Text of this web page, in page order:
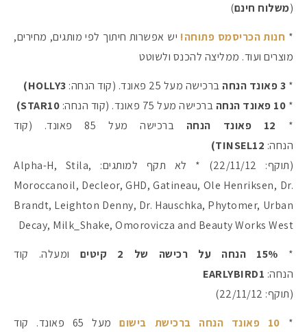
(משלוח חינם)
* חנות הכריסמס פתוחה! יש אפשרות חיתוך לפי מותגים, מחירים,
מוצרים ועוד. ממליצה להכנס ולשוטט
* 3 פאונד הנחה ברכישה מעל 25 פאונד. (קוד הנחה:
HOLLY3)
* 10 פאונד הנחה ברכישה מעל 75 פאונד. (קוד הנחה:
STAR10)
* 12 פאונד הנחה
ברכישה מעל 85 פאונד. (קוד
הנחה: TINSEL12)
(תוקף: 22/11/12) * לא תקף למותגים: Alpha-H, Stila,
Moroccanoil, Decleor, GHD, Gatineau, Ole Henriksen, Dr.
Brandt, Leighton Denny, Dr. Hauschka, Phytomer, Urban
Decay, Milk_Shake, Omorovicza and Beauty Works West
* 15% הנחה על רכישה של 2 קיטים
ומעלה. קוד
הנחה: EARLYBIRD1
(תוקף: 22/11/12)
* 10 פאונד הנחה ברכישת בישום
מעל 65 פאונד. קוד